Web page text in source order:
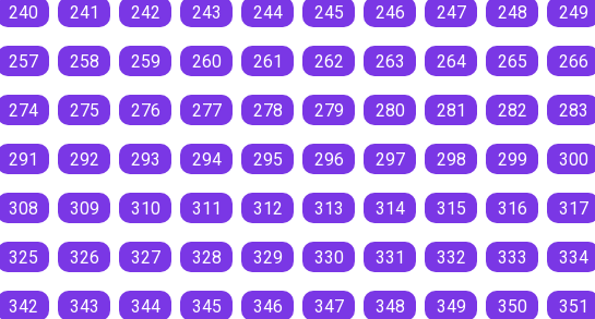
240 241 242 243 244 245 246 247 248 249
257 258 259 260 261 262 263 264 265 266
274 275 276 277 278 279 280 281 282 283
291 292 293 294 295 296 297 298 299 300
308 309 310 311 312 313 314 315 316 317
325 326 327 328 329 330 331 332 333 334
342 343 344 345 346 347 348 349 350 351